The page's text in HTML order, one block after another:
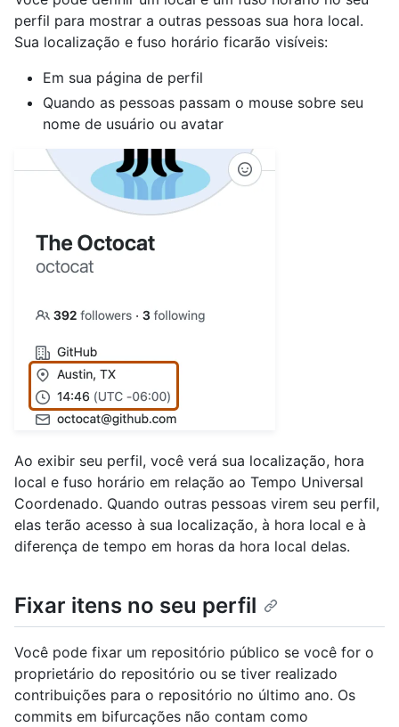
perfil para mostrar a outras pessoas sua hora local.
Sua localização e fuso horário ficarão visíveis:
Em sua página de perfil
Quando as pessoas passam o mouse sobre seu
nome de usuário ou avatar
Ao exibir seu perfil, você verá sua localização, hora
local e fuso horário em relação ao Tempo Universal
Coordenado. Quando outras pessoas virem seu perfil,
elas terão acesso à sua localização, à hora local e à
diferença de tempo em horas da hora local delas.
Fixar itens no seu perfil
Você pode fixar um repositório público se você for o
proprietário do repositório ou se tiver realizado
contribuições para o repositório no último ano. Os
commits em bifurcações não contam como